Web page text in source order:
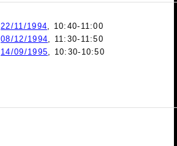
22/11/1994, 10:40-11:00
08/12/1994, 11:30-11:50
14/09/1995, 10:30-10:50